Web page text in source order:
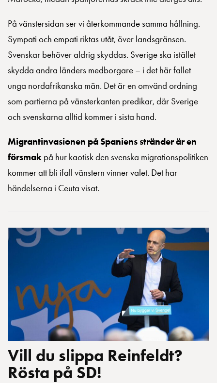
På vänstersidan ser vi återkommande samma hållning.
Sympati och empati riktas utåt, över landsgränsen.
Svenskar behöver aldrig skyddas. Sverige ska istället
skydda andra länders medborgare – i det här fallet
unga nordafrikanska män. Det är en omvänd ordning
som partierna på vänsterkanten predikar, där Sverige
och svenskarna alltid kommer i sista hand.
Migrantinvasionen på Spaniens stränder är en
försmak på hur kaotisk den svenska migrationspolitiken
kommer att bli ifall vänstern vinner valet. Det har
händelserna i Ceuta visat.
Vill du slippa Reinfeldt?
Rösta på SD!